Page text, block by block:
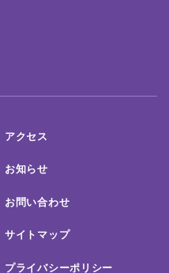
アクセス
お知らせ
お問い合わせ
サイトマップ
プライバシーポリシー